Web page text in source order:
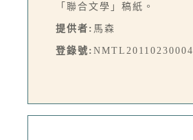
「聯合文學」稿紙。
提供者: 馬森
登錄號: NMTL20110230004